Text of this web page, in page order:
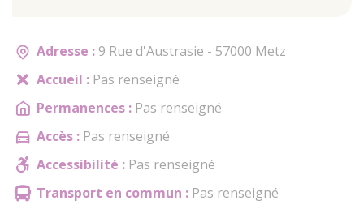
Adresse : 9 Rue d'Austrasie - 57000 Metz
Accueil : Pas renseigné
Permanences : Pas renseigné
Accès : Pas renseigné
Accessibilité : Pas renseigné
Transport en commun : Pas renseigné